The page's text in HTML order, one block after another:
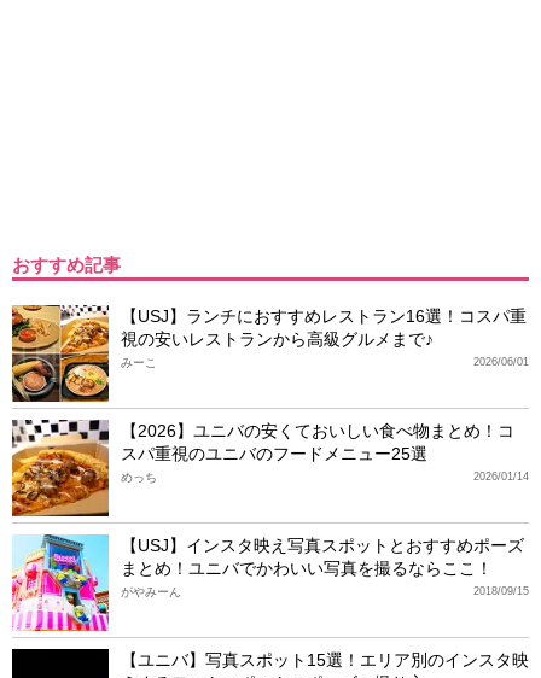
おすすめ記事
【USJ】ランチにおすすめレストラン16選！コスパ重
視の安いレストランから高級グルメまで♪
2026/06/01
みーこ
【2026】ユニバの安くておいしい食べ物まとめ！コ
スパ重視のユニバのフードメニュー25選
2026/01/14
めっち
【USJ】インスタ映え写真スポットとおすすめポーズ
まとめ！ユニバでかわいい写真を撮るならここ！
2018/09/15
がやみーん
【ユニバ】写真スポット15選！エリア別のインスタ映